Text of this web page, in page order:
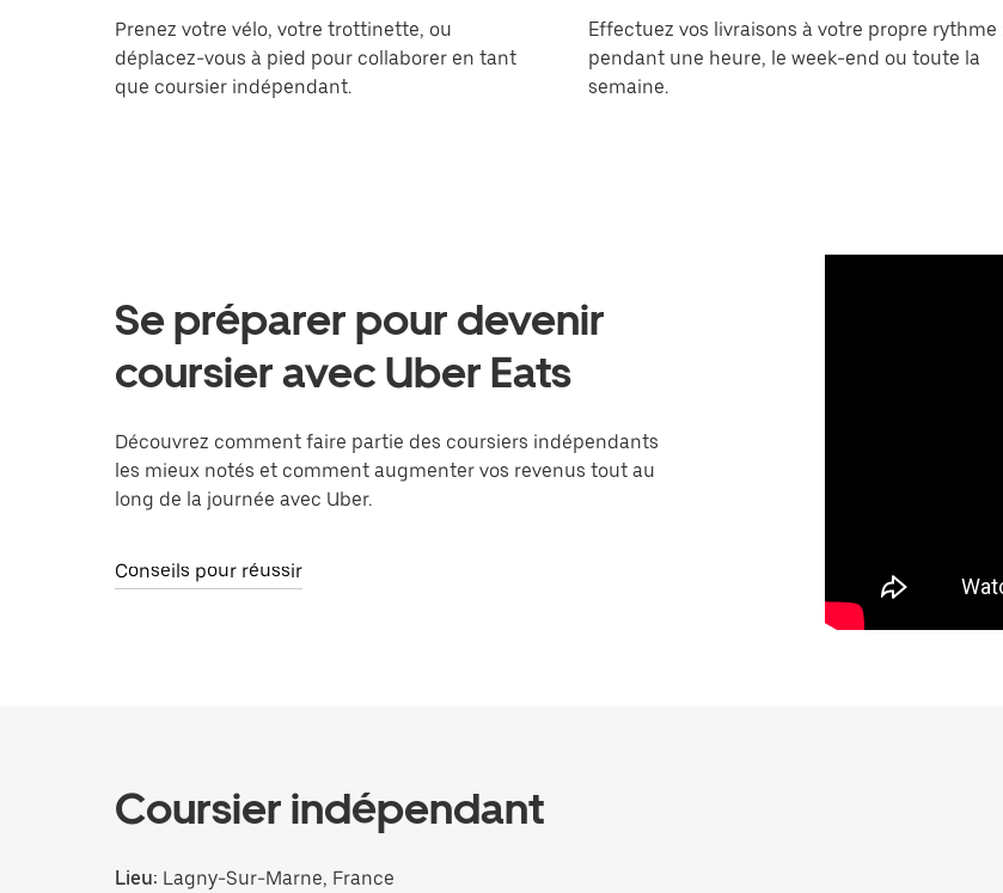
Prenez votre vélo, votre trottinette, ou
déplacez-vous à pied pour collaborer en tant
que coursier indépendant.
Effectuez vos livraisons à votre propre rythme
pendant une heure, le week-end ou toute la
semaine.
Se préparer pour devenir
coursier avec Uber Eats
Découvrez comment faire partie des coursiers indépendants
les mieux notés et comment augmenter vos revenus tout au
long de la journée avec Uber.
Conseils pour réussir
Coursier indépendant
Lieu: Lagny-Sur-Marne, France